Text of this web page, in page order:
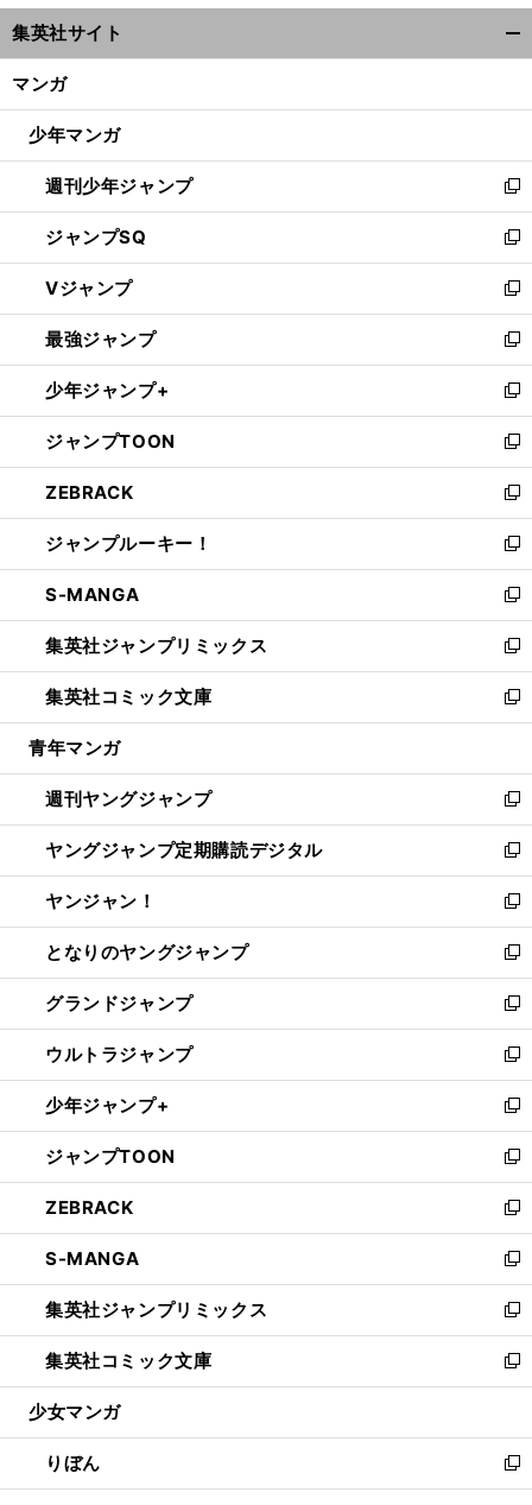
ウ
ィ
ン
ウ
開
く
集英社サイト
マンガ
少年マンガ
週刊少年ジャンプ
新
し
い
ウ
ィ
ン
ド
ウ
で
開
く
ジャンプSQ
新
し
い
ウ
ィ
ン
ド
ウ
で
開
く
Vジャンプ
新
し
い
ウ
ィ
ン
ド
ウ
で
開
く
最強ジャンプ
新
し
い
ウ
ィ
ン
ド
ウ
で
開
く
少年ジャンプ+
新
し
い
ウ
ィ
ン
ド
ウ
で
開
く
ジャンプTOON
新
し
い
ウ
ィ
ン
ド
ウ
で
開
く
ZEBRACK
新
し
い
ウ
ィ
ン
ド
ウ
で
開
ジャンプルーキー！
新
し
い
ウ
ィ
ン
ド
ウ
開
く
S-MANGA
新
し
い
ウ
ィ
ン
ウ
で
開
く
集英社ジャンプリミックス
新
し
い
ウ
ン
ド
ウ
で
開
く
集英社コミック文庫
新
し
ウ
ィ
ン
ド
ウ
で
開
く
青年マンガ
週刊ヤングジャンプ
新
し
い
ウ
ィ
ン
ド
ウ
で
開
く
ヤングジャンプ定期購読デジタル
新
し
い
ウ
ィ
ン
ド
ウ
で
開
く
ヤンジャン！
新
し
い
ウ
ィ
ン
ド
ウ
で
開
く
となりのヤングジャンプ
新
し
い
ウ
ィ
ン
ド
ウ
で
開
く
グランドジャンプ
新
し
い
ウ
ィ
ン
ド
ウ
で
開
く
ウルトラジャンプ
新
し
い
ウ
ィ
ン
ド
ウ
で
開
く
少年ジャンプ+
新
し
い
ウ
ィ
ン
ド
ウ
で
開
く
ジャンプTOON
新
し
い
ウ
ィ
ン
ド
ウ
で
開
ZEBRACK
新
し
い
ウ
ィ
ン
ド
ウ
開
く
S-MANGA
新
し
い
ウ
ィ
ン
ウ
で
開
集英社ジャンプリミックス
新
し
い
ウ
ン
ド
ウ
集英社コミック文庫
新
し
ウ
ィ
ン
少女マンガ
りぼん
新
し